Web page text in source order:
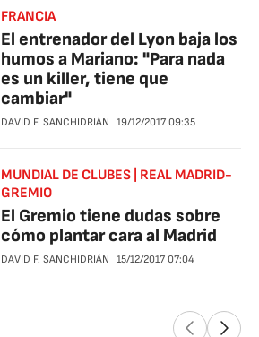
FRANCIA
El entrenador del Lyon baja los
humos a Mariano: "Para nada
es un killer, tiene que
cambiar"
DAVID F. SANCHIDRIÁN 19/12/2017 09:35
MUNDIAL DE CLUBES | REAL MADRID-
GREMIO
El Gremio tiene dudas sobre
cómo plantar cara al Madrid
DAVID F. SANCHIDRIÁN 15/12/2017 07:04